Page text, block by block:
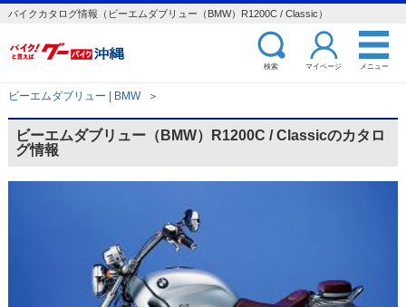
バイクカタログ情報（ビーエムダブリュー（BMW）R1200C / Classic）
検索 マイページ メニュー
ビーエムダブリュー | BMW ＞
ビーエムダブリュー（BMW）R1200C / Classicのカタロ
グ情報